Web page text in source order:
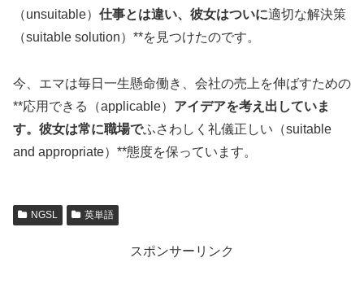
（unsuitable） 仕事とは違い、彼女はついに適切な解決策
（suitable solution）**を見つけたのです。
今、エマは毎日一生懸命働き、会社の売上を伸ばすための
**応用できる（applicable） アイデアを考え出していま
す。彼女は常に職場でふさわしく礼儀正しい（suitable
and appropriate）**態度を保っています。
NGSL 英単語
スポンサーリンク